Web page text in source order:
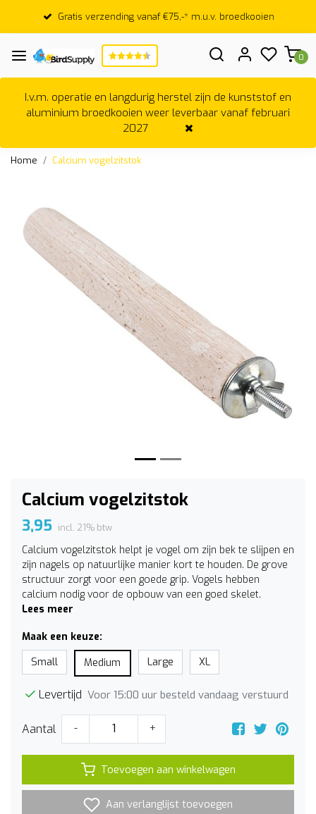
Gratis verzending vanaf €75,-* m.u.v. broedkooien
0
I.v.m. operatie en langdurig herstel zijn de kunststof en
aluminium broedkooien weer leverbaar vanaf februari
2027
Home Calcium vogelzitstok
Calcium vogelzitstok
3,95 incl. 21% btw
Calcium vogelzitstok helpt je vogel om zijn bek te slijpen en
zijn nagels op natuurlijke manier kort te houden. De grove
structuur zorgt voor een goede grip. Vogels hebben
calcium nodig voor de opbouw van een goed skelet.
Lees meer
Maak een keuze:
Small
Medium Large XL
Levertijd Voor 15:00 uur besteld vandaag verstuurd
Aantal - +
Toevoegen aan winkelwagen
Aan verlanglijst toevoegen